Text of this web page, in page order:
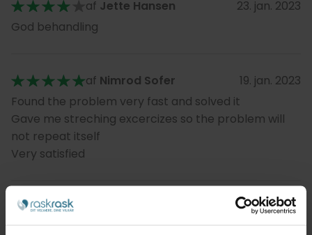
af Jette Hansen
23. jan. 2023
God behandling
af Nimrod Sofer
19. jan. 2023
Found the problem very fast and solved it
Gave me streching excercizes so the problem will
not repeat itself
Very satisfied
06. jan. 2023